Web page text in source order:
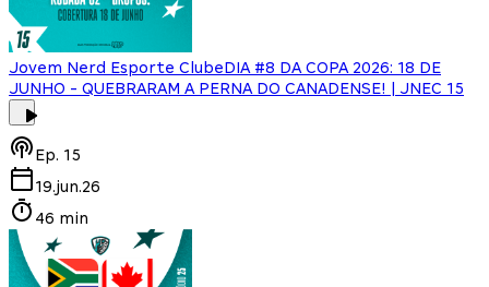
Jovem Nerd Esporte ClubeDIA #8 DA COPA 2026: 18 DE
JUNHO - QUEBRARAM A PERNA DO CANADENSE! | JNEC 15
Ep. 15
19.jun.26
46 min